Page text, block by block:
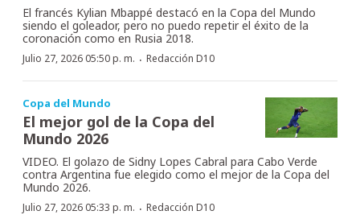
El francés Kylian Mbappé destacó en la Copa del Mundo
siendo el goleador, pero no puedo repetir el éxito de la
coronación como en Rusia 2018.
Julio 27, 2026 05:50 p. m. · Redacción D10
Copa del Mundo
El mejor gol de la Copa del
Mundo 2026
VIDEO. El golazo de Sidny Lopes Cabral para Cabo Verde
contra Argentina fue elegido como el mejor de la Copa del
Mundo 2026.
Julio 27, 2026 05:33 p. m. · Redacción D10